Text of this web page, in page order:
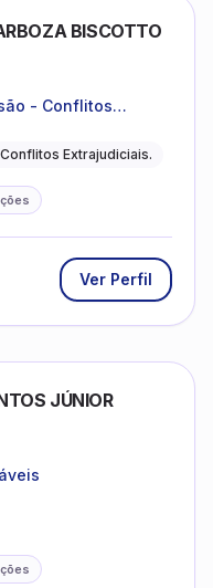
BISCOTTO
- Conflitos
-
Extrajudiciais.
Ver Perfil
JÚNIOR